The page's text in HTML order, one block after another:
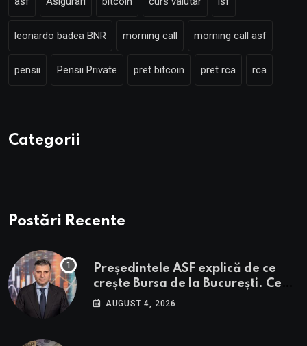
leonardo badea BNR morning call morning call asf
pensii Pensii Private pret bitcoin pret rca rca
Categorii
Postări Recente
Președintele ASF explică de ce
crește Bursa de la București. Ce
urmează pentru BVB potrivit lui
AUGUST 4, 2026